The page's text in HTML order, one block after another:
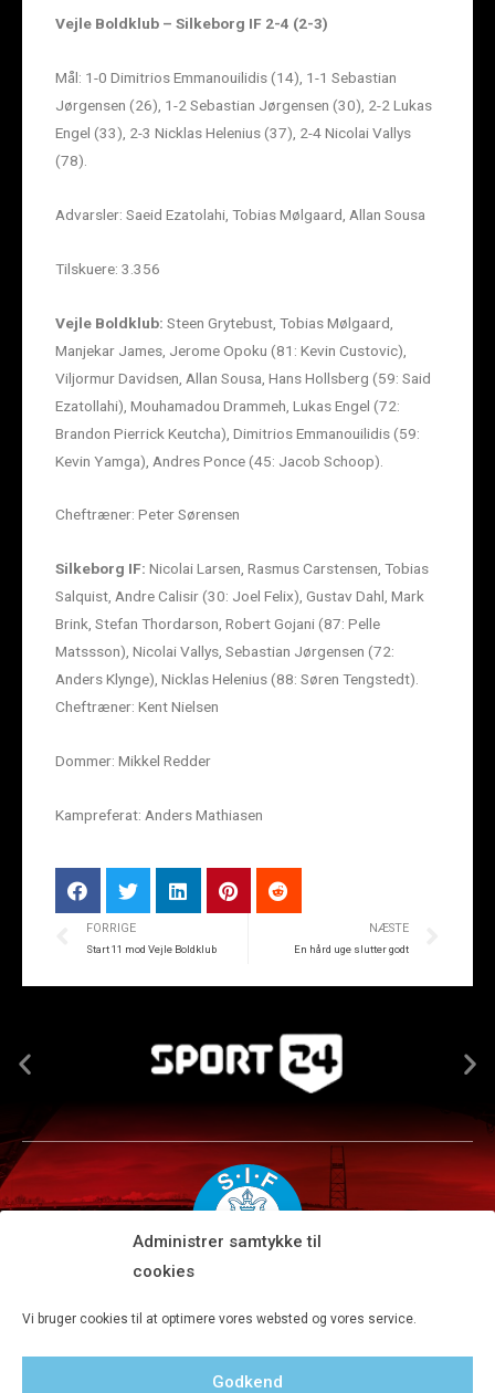
Administrer samtykke til
cookies
Vi bruger cookies til at optimere vores websted og vores service.
Godkend
Vejle Boldklub – Silkeborg IF 2-4 (2-3)
Mål: 1-0 Dimitrios Emmanouilidis (14), 1-1 Sebastian
Jørgensen (26), 1-2 Sebastian Jørgensen (30), 2-2 Lukas
Engel (33), 2-3 Nicklas Helenius (37), 2-4 Nicolai Vallys
(78).
Advarsler: Saeid Ezatolahi, Tobias Mølgaard, Allan Sousa
Tilskuere: 3.356
Vejle Boldklub: Steen Grytebust, Tobias Mølgaard,
Manjekar James, Jerome Opoku (81: Kevin Custovic),
Viljormur Davidsen, Allan Sousa, Hans Hollsberg (59: Said
Ezatollahi), Mouhamadou Drammeh, Lukas Engel (72:
Brandon Pierrick Keutcha), Dimitrios Emmanouilidis (59:
Kevin Yamga), Andres Ponce (45: Jacob Schoop).
Cheftræner: Peter Sørensen
Silkeborg IF: Nicolai Larsen, Rasmus Carstensen, Tobias
Salquist, Andre Calisir (30: Joel Felix), Gustav Dahl, Mark
Brink, Stefan Thordarson, Robert Gojani (87: Pelle
Matssson), Nicolai Vallys, Sebastian Jørgensen (72:
Anders Klynge), Nicklas Helenius (88: Søren Tengstedt).
Cheftræner: Kent Nielsen
Dommer: Mikkel Redder
Kampreferat: Anders Mathiasen
FORRIGE
Start 11 mod Vejle Boldklub
NÆSTE
En hård uge slutter godt
Tlf 8680 4477 · Fax 8680 4647 · Kontortid man-fre kl. 9-15